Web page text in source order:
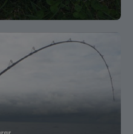
mellan funktion,
och erfarna
fiska eller har många
ett fiskespö som
hittar du
och stil – med fokus
livslängd.